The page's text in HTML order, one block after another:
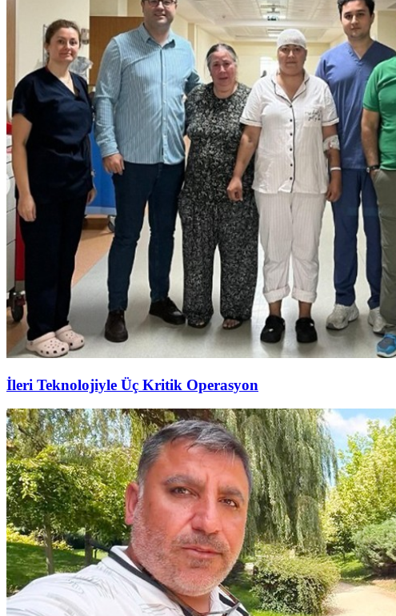
İleri Teknolojiyle Üç Kritik Operasyon